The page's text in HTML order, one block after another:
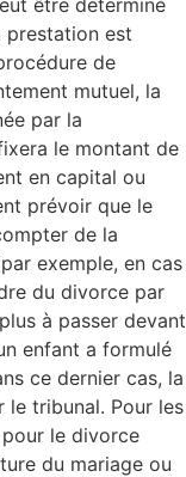
prestation est
de
mutuel, la
par la
le montant de
en capital ou
prévoir que le
de la
exemple, en cas
du divorce par
à passer devant
enfant a formulé
ce dernier cas, la
le tribunal. Pour les
le divorce
du mariage ou